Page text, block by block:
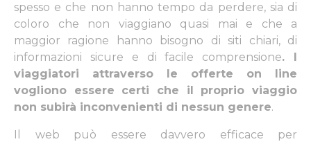
spesso e che non hanno tempo da perdere, sia di
coloro che non viaggiano quasi mai e che a
maggior ragione hanno bisogno di siti chiari, di
informazioni sicure e di facile comprensione. I
viaggiatori attraverso le offerte on line
vogliono essere certi che il proprio viaggio
non subirà inconvenienti di nessun genere.
Il web può essere davvero efficace per